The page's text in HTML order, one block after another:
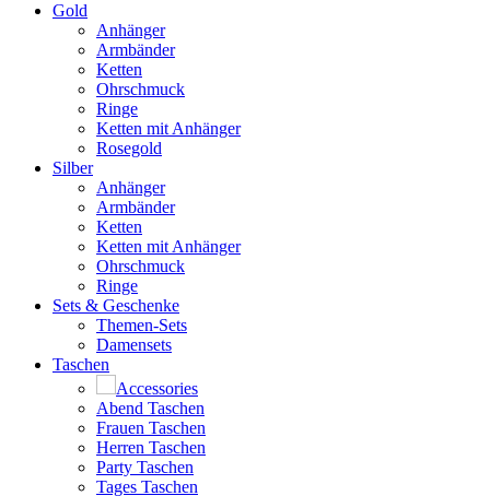
Gold
Anhänger
Armbänder
Ketten
Ohrschmuck
Ringe
Ketten mit Anhänger
Rosegold
Silber
Anhänger
Armbänder
Ketten
Ketten mit Anhänger
Ohrschmuck
Ringe
Sets & Geschenke
Themen-Sets
Damensets
Taschen
Accessories
Abend Taschen
Frauen Taschen
Herren Taschen
Party Taschen
Tages Taschen